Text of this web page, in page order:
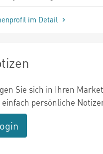
im Detail
Sie sich in Ihren
einfach persönliche